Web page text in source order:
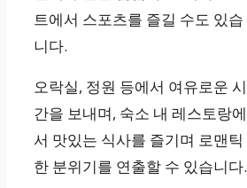
트에서 스포츠를 즐길 수도 있습
니다.
오락실, 정원 등에서 여유로운 시
간을 보내며, 숙소 내 레스토랑에
서 맛있는 식사를 즐기며 로맨틱
한 분위기를 연출할 수 있습니다.